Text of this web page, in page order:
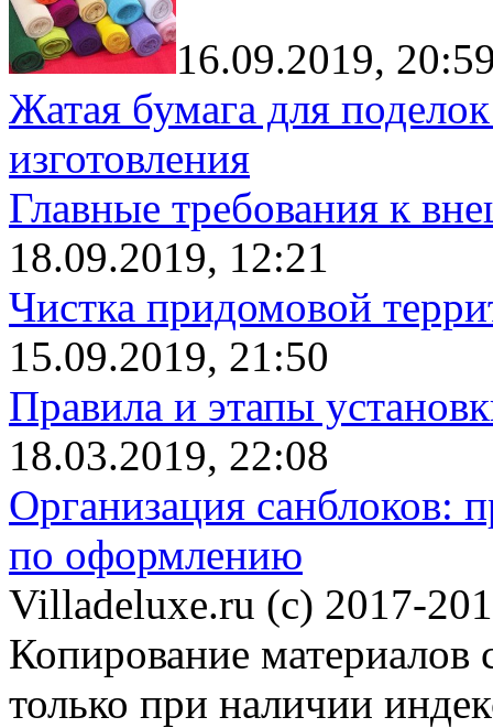
16.09.2019,
Жатая бумага для
изготовления
Главные требования к
18.09.2019, 12:21
Чистка придомовой
15.09.2019, 21:50
Правила и этапы
18.03.2019, 22:08
Организация санблоков:
по оформлению
Villadeluxe.ru (c) 2017-
Копирование материалов
только при наличии